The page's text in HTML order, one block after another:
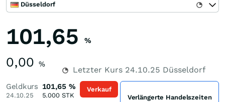
Düsseldorf
101,65 %
0,00 %
Letzter Kurs 24.10.25 Düsseldorf
Geldkurs
24.10.25
101,65 %
5.000STK
Verkauf
Verlängerte Handelszeiten